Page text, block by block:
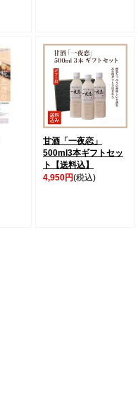
甘酒「一夜恋」
500ml3本ギフトセッ
ト【送料込】
4,950円(税込)